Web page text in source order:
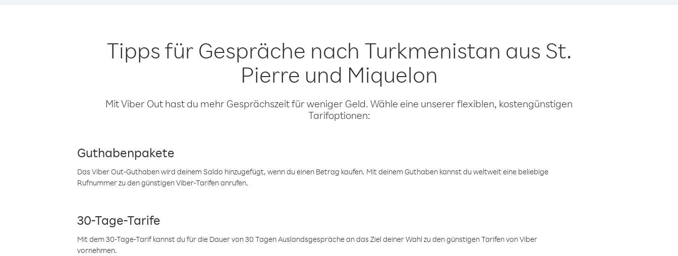
Tipps für Gespräche nach Turkmenistan aus St.
Pierre und Miquelon
Mit Viber Out hast du mehr Gesprächszeit für weniger Geld. Wähle eine unserer flexiblen, kostengünstigen
Tarifoptionen:
Guthabenpakete
Das Viber Out-Guthaben wird deinem Saldo hinzugefügt, wenn du einen Betrag kaufen. Mit deinem Guthaben kannst du weltweit eine beliebige
Rufnummer zu den günstigen Viber-Tarifen anrufen.
30-Tage-Tarife
Mit dem 30-Tage-Tarif kannst du für die Dauer von 30 Tagen Auslandsgespräche an das Ziel deiner Wahl zu den günstigen Tarifen von Viber
vornehmen.